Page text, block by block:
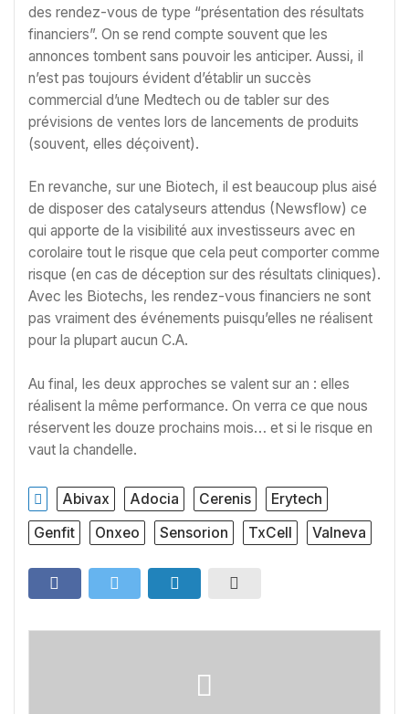
des rendez-vous de type “présentation des résultats
financiers”. On se rend compte souvent que les
annonces tombent sans pouvoir les anticiper. Aussi, il
n’est pas toujours évident d’établir un succès
commercial d’une Medtech ou de tabler sur des
prévisions de ventes lors de lancements de produits
(souvent, elles déçoivent).
En revanche, sur une Biotech, il est beaucoup plus aisé
de disposer des catalyseurs attendus (Newsflow) ce
qui apporte de la visibilité aux investisseurs avec en
corolaire tout le risque que cela peut comporter comme
risque (en cas de déception sur des résultats cliniques).
Avec les Biotechs, les rendez-vous financiers ne sont
pas vraiment des événements puisqu’elles ne réalisent
pour la plupart aucun C.A.
Au final, les deux approches se valent sur an : elles
réalisent la même performance. On verra ce que nous
réservent les douze prochains mois… et si le risque en
vaut la chandelle.
Abivax Adocia Cerenis
Erytech
Genfit
Onxeo Sensorion TxCell Valneva